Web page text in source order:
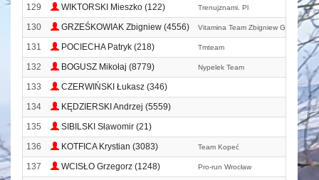
129 WIKTORSKI Mieszko (122) Trenujznami. Pl
130 GRZEŚKOWIAK Zbigniew (4556) Vitamina Team Zbigniew
131 POCIECHA Patryk (218) Tmteam
132 BOGUSZ Mikołaj (8779) Nypelek Team
133
CZERWIŃSKI Łukasz (346)
134
KĘDZIERSKI Andrzej (5559)
135
SIBILSKI Sławomir (21)
136
KOTFICA Krystian (3083) Team Kopeć
137 WCISŁO Grzegorz (1248) Pro-run Wrocław